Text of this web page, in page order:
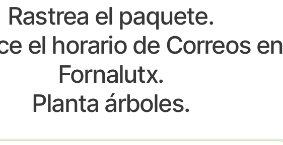
Rastrea el paquete.
el horario de Correos en
Fornalutx.
Planta árboles.